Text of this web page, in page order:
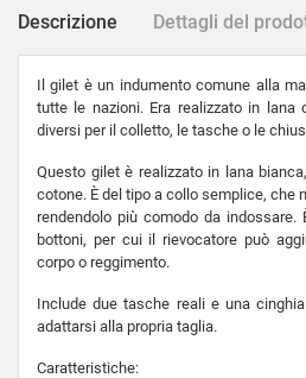
Descrizione Dettagli del
Il gilet è un indumento comune alla
tutte le nazioni. Era realizzato in lana
diversi per il colletto, le tasche o le
Questo gilet è realizzato in lana
cotone. È del tipo a collo semplice, che
rendendolo più comodo da
bottoni, per cui il rievocatore può
corpo o reggimento.
Include due tasche reali e una
adattarsi alla propria taglia.
Caratteristiche: